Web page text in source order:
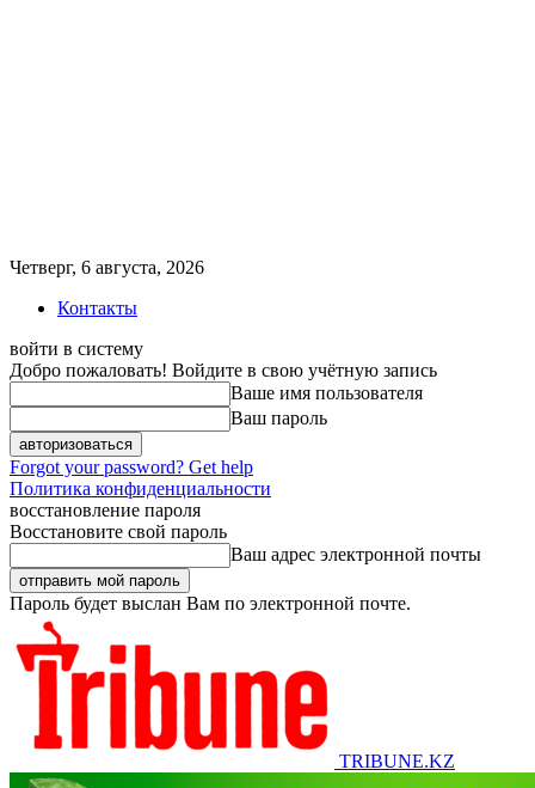
Четверг, 6 августа, 2026
Контакты
войти в систему
Добро пожаловать! Войдите в свою учётную запись
Ваше имя пользователя
Ваш пароль
Forgot your password? Get help
Политика конфиденциальности
восстановление пароля
Восстановите свой пароль
Ваш адрес электронной почты
Пароль будет выслан Вам по электронной почте.
TRIBUNE.KZ